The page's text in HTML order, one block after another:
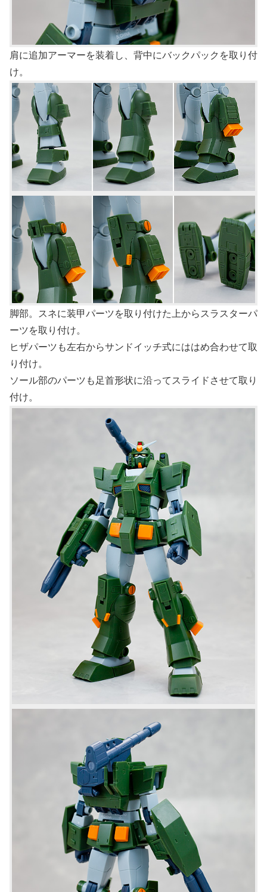
肩に追加アーマーを装着し、背中にバックパックを取り付
け。
脚部。スネに装甲パーツを取り付けた上からスラスターパ
ーツを取り付け。
ヒザパーツも左右からサンドイッチ式にははめ合わせて取
り付け。
ソール部のパーツも足首形状に沿ってスライドさせて取り
付け。